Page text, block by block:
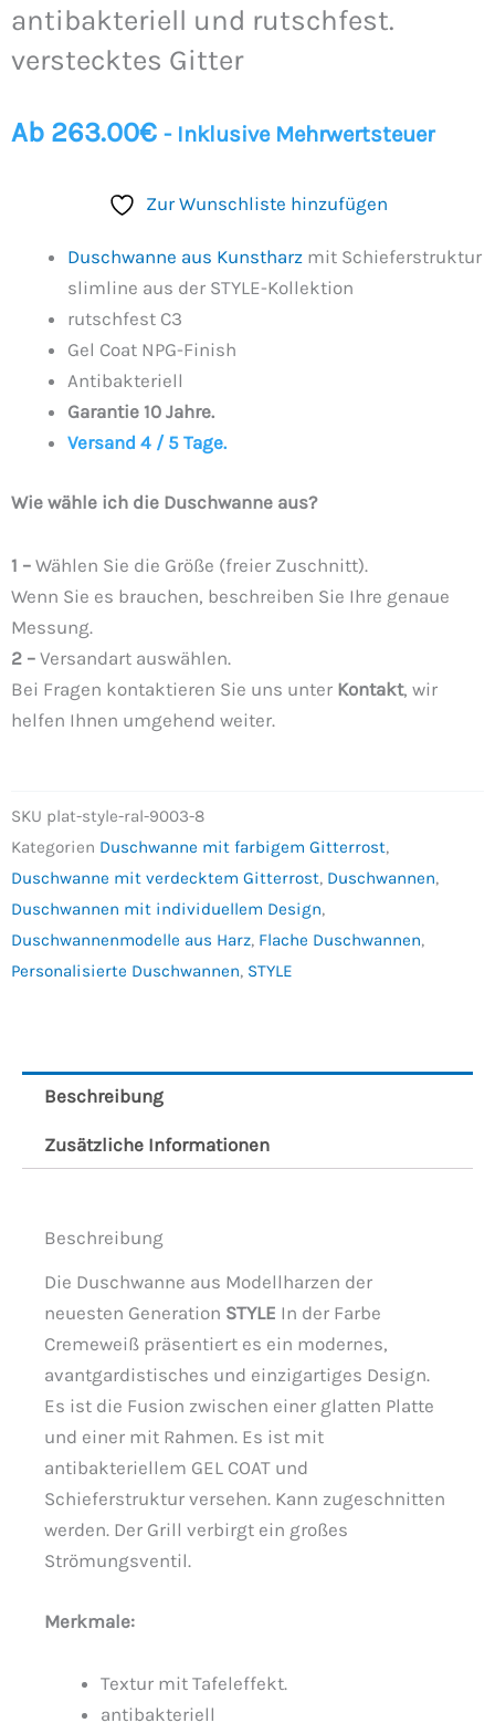
antibakteriell und rutschfest.
verstecktes Gitter
Ab 263.00€ - Inklusive Mehrwertsteuer
Zur Wunschliste hinzufügen
Duschwanne aus Kunstharz mit Schieferstruktur
slimline aus der STYLE-Kollektion
rutschfest C3
Gel Coat NPG-Finish
Antibakteriell
Garantie 10 Jahre.
Versand 4 / 5 Tage.
Wie wähle ich die Duschwanne aus?
1 – Wählen Sie die Größe (freier Zuschnitt).
Wenn Sie es brauchen, beschreiben Sie Ihre genaue
Messung.
2 – Versandart auswählen.
Bei Fragen kontaktieren Sie uns unter Kontakt, wir
helfen Ihnen umgehend weiter.
SKU plat-style-ral-9003-8
Kategorien Duschwanne mit farbigem Gitterrost,
Duschwanne mit verdecktem Gitterrost, Duschwannen,
Duschwannen mit individuellem Design,
Duschwannenmodelle aus Harz, Flache Duschwannen,
Personalisierte Duschwannen, STYLE
Beschreibung
Zusätzliche Informationen
Beschreibung
Die Duschwanne aus Modellharzen der
neuesten Generation STYLE In der Farbe
Cremeweiß präsentiert es ein modernes,
avantgardistisches und einzigartiges Design.
Es ist die Fusion zwischen einer glatten Platte
und einer mit Rahmen. Es ist mit
antibakteriellem GEL COAT und
Schieferstruktur versehen. Kann zugeschnitten
werden. Der Grill verbirgt ein großes
Strömungsventil.
Merkmale:
Textur mit Tafeleffekt.
antibakteriell